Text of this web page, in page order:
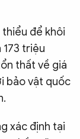
để khôi
triệu
thất về giá
bảo vật quốc
xác định tại